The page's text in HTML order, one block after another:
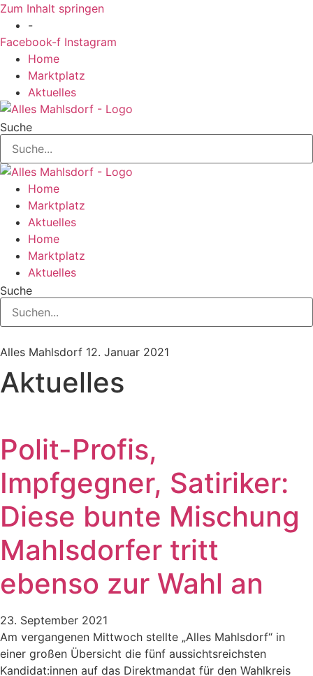
Zum Inhalt springen
-
Facebook-f Instagram
Home
Marktplatz
Aktuelles
Suche
Home
Marktplatz
Aktuelles
Home
Marktplatz
Aktuelles
Suche
Alles Mahlsdorf 12. Januar 2021
Aktuelles
Polit-Profis,
Impfgegner, Satiriker:
Diese bunte Mischung
Mahlsdorfer tritt
ebenso zur Wahl an
23. September 2021
Am vergangenen Mittwoch stellte „Alles Mahlsdorf“ in
einer großen Übersicht die fünf aussichtsreichsten
Kandidat:innen auf das Direktmandat für den Wahlkreis